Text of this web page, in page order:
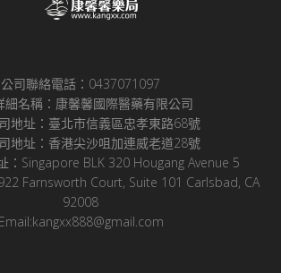
公司聯絡電話：0437071097
細名稱：康馨馨國際醫藥有限公司
地址：臺北市信義區忠孝東路68號
地址：香港尖沙咀加連威老道28號
：Singapore BLK 320 Hougang Avenue 5
Farnsworth Court, Suite 101 Carlsbad, CA
92008
Email:kangxx888@gmail.com